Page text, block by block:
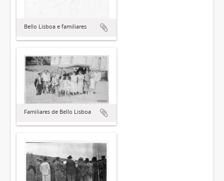
Bello Lisboa e familiares
Familiares de Bello Lisboa